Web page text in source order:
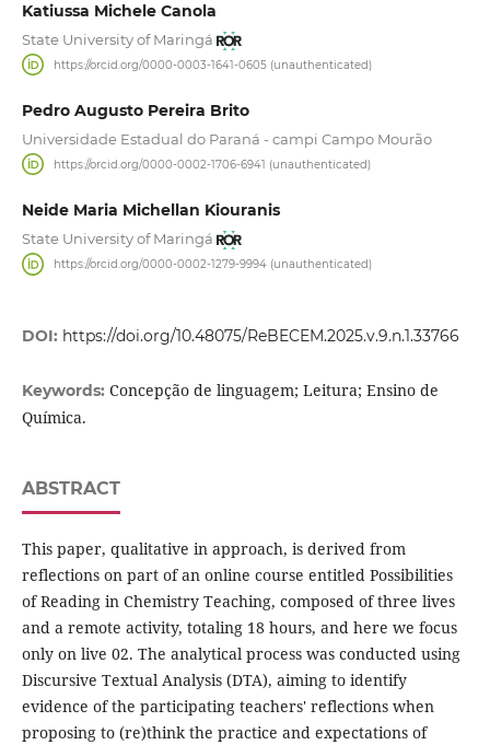
Katiussa Michele Canola
State University of Maringá
https://orcid.org/0000-0003-1641-0605 (unauthenticated)
Pedro Augusto Pereira Brito
Universidade Estadual do Paraná - campi Campo Mourão
https://orcid.org/0000-0002-1706-6941 (unauthenticated)
Neide Maria Michellan Kiouranis
State University of Maringá
https://orcid.org/0000-0002-1279-9994 (unauthenticated)
DOI: https://doi.org/10.48075/ReBECEM.2025.v.9.n.1.33766
Keywords: Concepção de linguagem; Leitura; Ensino de
Química.
ABSTRACT
This paper, qualitative in approach, is derived from
reflections on part of an online course entitled Possibilities
of Reading in Chemistry Teaching, composed of three lives
and a remote activity, totaling 18 hours, and here we focus
only on live 02. The analytical process was conducted using
Discursive Textual Analysis (DTA), aiming to identify
evidence of the participating teachers' reflections when
proposing to (re)think the practice and expectations of